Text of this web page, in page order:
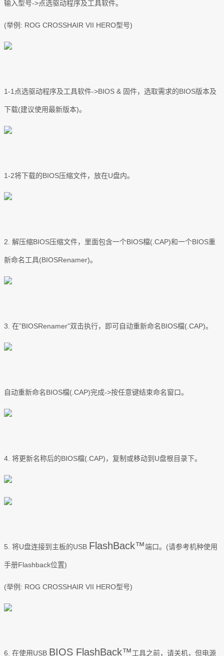
输入型号->点选驱动程序及工具软件。
(举例: ROG CROSSHAIR VII HERO型号)
1-1点选驱动程序及工具软件->BIOS & 固件，选取需求的BIOS版本及
下载(建议使用最新版本)。
1-2将下载的BIOS压缩文件，放在U盘内。
2. 解压缩BIOS压缩文件，里面包含一个BIOS檔(.CAP)和一个BIOS重
新命名工具(BIOSRenamer)。
3. 在”BIOSRenamer”双击执行，即可自动重新命名BIOS檔(.CAP)。
自动重新命名BIOS檔(.CAP)完成->按任意键结束命名窗口。
4. 将更新名称后的BIOS檔(.CAP)，复制或移动到U盘根目录下。
5. 将U盘连接到主板的USB FlashBack™端口。(请参考机种使用
手册Flashback位置)
(举例: ROG CROSSHAIR VII HERO型号)
6. 在使用USB BIOS FlashBack™工具之前，请关机，但电源